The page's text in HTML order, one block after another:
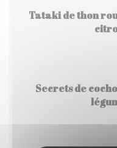
Tataki de thon
Secrets de